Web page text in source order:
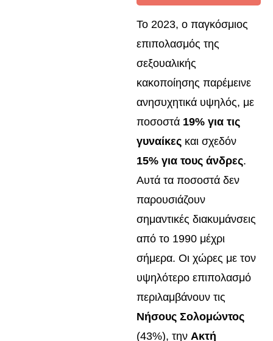
Το 2023, ο παγκόσμιος
επιπολασμός της
σεξουαλικής
κακοποίησης παρέμεινε
ανησυχητικά υψηλός, με
ποσοστά 19% για τις
γυναίκες και σχεδόν
15% για τους άνδρες.
Αυτά τα ποσοστά δεν
παρουσιάζουν
σημαντικές διακυμάνσεις
από το 1990 μέχρι
σήμερα. Οι χώρες με τον
υψηλότερο επιπολασμό
περιλαμβάνουν τις
Νήσους Σολομώντος
(43%), την Ακτή